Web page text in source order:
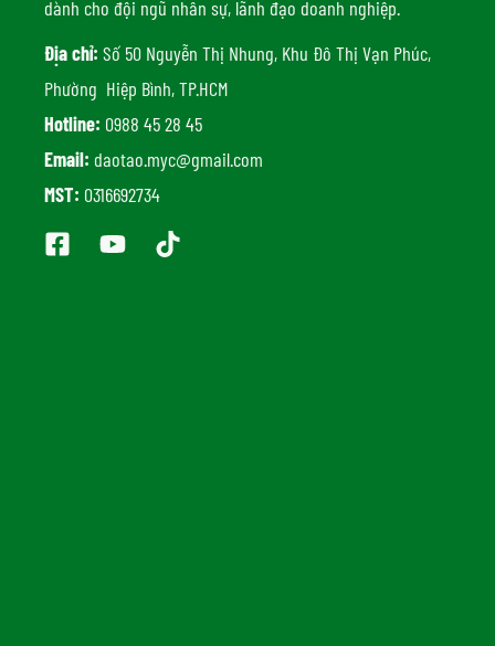
dành cho đội ngũ nhân sự, lãnh đạo doanh nghiệp.
Địa chỉ: Số 50 Nguyễn Thị Nhung, Khu Đô Thị Vạn Phúc,
Phường Hiệp Bình, TP.HCM
Hotline: 0988 45 28 45
Email: daotao.myc@gmail.com
MST: 0316692734